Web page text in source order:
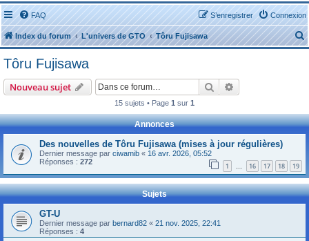
FAQ Connexion
S’enregistrer
Index du forum L'univers de GTO Tôru Fujisawa
e
r
r
Tôru Fujisawa
Nouveau sujet Rechercher
15 sujets • Page 1 sur 1
Annonces
Des nouvelles de Tôru Fujisawa (mises à jour régulières)
Dernier message par ciwamib « 16 avr. 2026, 05:52
Réponses : 272 1 … 16 17 18 19
Sujets
GT-U
Dernier message par bernard82 « 21 nov. 2025, 22:41
Réponses : 4